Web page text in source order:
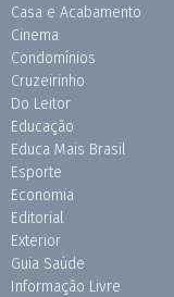
Casa e Acabamento
Cinema
Condomínios
Cruzeirinho
Do Leitor
Educação
Educa Mais Brasil
Esporte
Economia
Editorial
Exterior
Guia Saúde
Informação Livre